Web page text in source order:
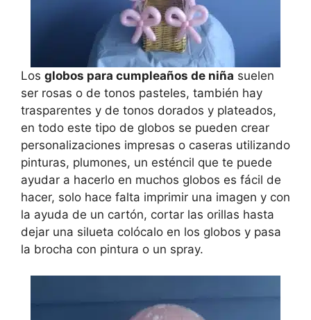
Los globos para cumpleaños de niña suelen
ser rosas o de tonos pasteles, también hay
trasparentes y de tonos dorados y plateados,
en todo este tipo de globos se pueden crear
personalizaciones impresas o caseras utilizando
pinturas, plumones, un esténcil que te puede
ayudar a hacerlo en muchos globos es fácil de
hacer, solo hace falta imprimir una imagen y con
la ayuda de un cartón, cortar las orillas hasta
dejar una silueta colócalo en los globos y pasa
la brocha con pintura o un spray.